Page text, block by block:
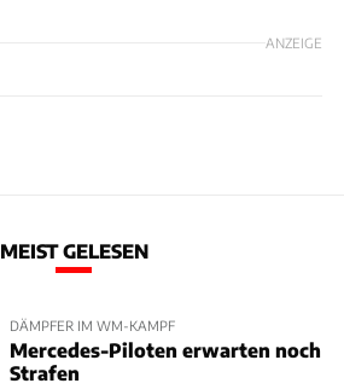
ANZEIGE
MEIST GELESEN
DÄMPFER IM WM-KAMPF
Mercedes-Piloten erwarten noch
Strafen